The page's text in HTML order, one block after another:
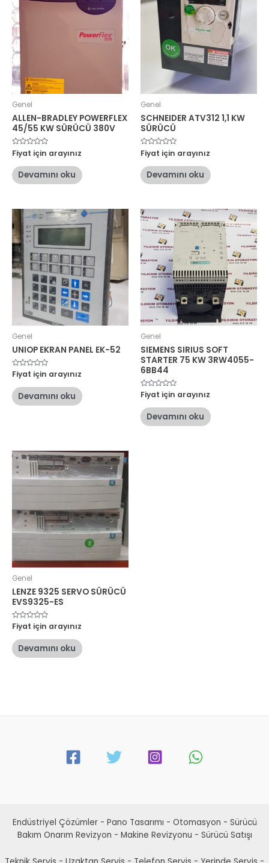
Genel
ALLEN-BRADLEY POWERFLEX
45/55 KW SÜRÜCÜ 380V
5
üzerinden
oy
aldı
Fiyat için arayınız
Devamını oku
Genel
SCHNEIDER ATV312 1,1 KW
SÜRÜCÜ
5
üzerinden
oy
aldı
Fiyat için arayınız
Devamını oku
Genel
UNIOP EKRAN PANEL EK-52
5
üzerinden
oy
aldı
Fiyat için arayınız
Devamını oku
Genel
SIEMENS SIRIUS SOFT
STARTER 75 KW 3RW4055-
6BB44
5
üzerinden
oy
aldı
Fiyat için arayınız
Devamını oku
Genel
LENZE 9325 SERVO SÜRÜCÜ
EVS9325-ES
5
üzerinden
oy
aldı
Fiyat için arayınız
Devamını oku
Endüstriyel Çözümler - Pano Tasarımı - Otomasyon - Sürücü
Bakım Onarım Revizyon - Makine Revizyonu - Sürücü Satışı